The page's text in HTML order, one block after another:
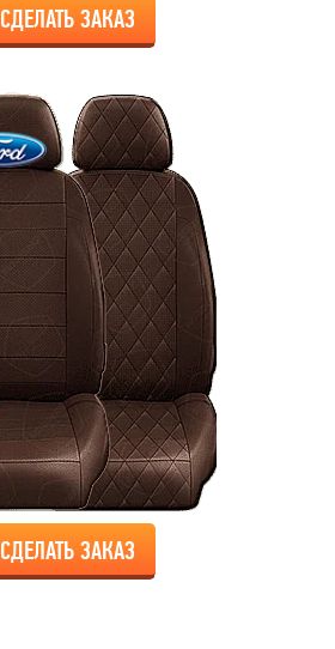
СДЕЛАТЬ ЗАКАЗ
СДЕЛАТЬ ЗАКАЗ